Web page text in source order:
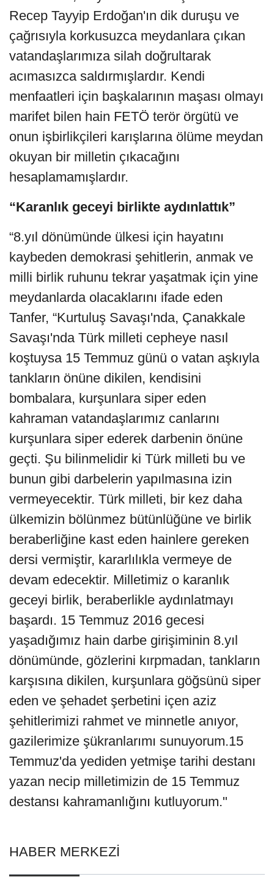
Recep Tayyip Erdoğan'ın dik duruşu ve
çağrısıyla korkusuzca meydanlara çıkan
vatandaşlarımıza silah doğrultarak
acımasızca saldırmışlardır. Kendi
menfaatleri için başkalarının maşası olmayı
marifet bilen hain FETÖ terör örgütü ve
onun işbirlikçileri karışlarına ölüme meydan
okuyan bir milletin çıkacağını
hesaplamamışlardır.
“Karanlık geceyi birlikte aydınlattık”
“8.yıl dönümünde ülkesi için hayatını
kaybeden demokrasi şehitlerin, anmak ve
milli birlik ruhunu tekrar yaşatmak için yine
meydanlarda olacaklarını ifade eden
Tanfer, “Kurtuluş Savaşı'nda, Çanakkale
Savaşı'nda Türk milleti cepheye nasıl
koştuysa 15 Temmuz günü o vatan aşkıyla
tankların önüne dikilen, kendisini
bombalara, kurşunlara siper eden
kahraman vatandaşlarımız canlarını
kurşunlara siper ederek darbenin önüne
geçti. Şu bilinmelidir ki Türk milleti bu ve
bunun gibi darbelerin yapılmasına izin
vermeyecektir. Türk milleti, bir kez daha
ülkemizin bölünmez bütünlüğüne ve birlik
beraberliğine kast eden hainlere gereken
dersi vermiştir, kararlılıkla vermeye de
devam edecektir. Milletimiz o karanlık
geceyi birlik, beraberlikle aydınlatmayı
başardı. 15 Temmuz 2016 gecesi
yaşadığımız hain darbe girişiminin 8.yıl
dönümünde, gözlerini kırpmadan, tankların
karşısına dikilen, kurşunlara göğsünü siper
eden ve şehadet şerbetini içen aziz
şehitlerimizi rahmet ve minnetle anıyor,
gazilerimize şükranlarımı sunuyorum.15
Temmuz'da yediden yetmişe tarihi destanı
yazan necip milletimizin de 15 Temmuz
destansı kahramanlığını kutluyorum."
HABER MERKEZİ